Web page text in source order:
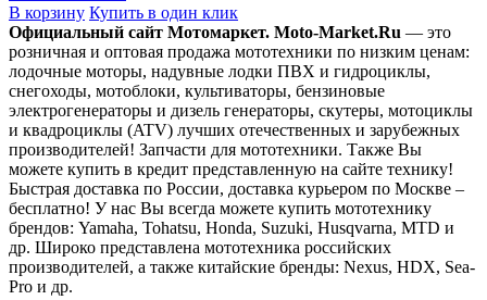
В корзину Купить в один клик
Официальный сайт Мотомаркет. Moto-Market.Ru — это
розничная и оптовая продажа мототехники по низким ценам:
лодочные моторы, надувные лодки ПВХ и гидроциклы,
снегоходы, мотоблоки, культиваторы, бензиновые
электрогенераторы и дизель генераторы, скутеры, мотоциклы
и квадроциклы (ATV) лучших отечественных и зарубежных
производителей! Запчасти для мототехники. Также Вы
можете купить в кредит представленную на сайте технику!
Быстрая доставка по России, доставка курьером по Москве –
бесплатно! У нас Вы всегда можете купить мототехнику
брендов: Yamaha, Tohatsu, Honda, Suzuki, Husqvarna, MTD и
др. Широко представлена мототехника российских
производителей, а также китайские бренды: Nexus, HDX, Sea-
Pro и др.